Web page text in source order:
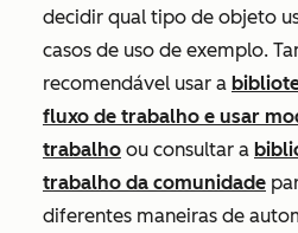
decidir qual tipo de objeto
casos de uso de exemplo.
recomendável usar a
fluxo de trabalho e usar
trabalho ou consultar a
trabalho da comunidade
diferentes maneiras de